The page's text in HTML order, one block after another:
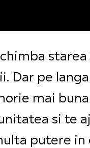
Dar pe
mai
si te
putere in